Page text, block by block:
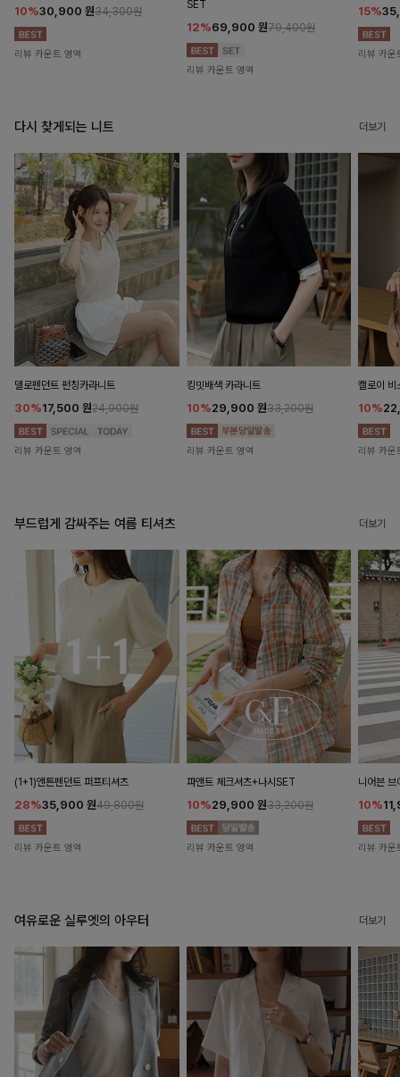
10%30,900 원34,300원
리뷰 카운트 영역
SET
12%69,900 원79,400원
리뷰 카운트 영역
15%
리뷰 카운
다시 찾게되는 니트 더보기
델로펜던트 펀칭카라니트
30%17,500 원24,900원
리뷰 카운트 영역
킹밋배색 카라니트
10%29,900 원33,200원
리뷰 카운트 영역
캘로이 비
10%
리뷰 카운
부드럽게 감싸주는 여름 티셔츠 더보기
(1+1)앤튼펜던트 퍼프티셔츠
28%35,900 원49,800원
리뷰 카운트 영역
파앤트 체크셔츠+나시SET
10%29,900 원33,200원
리뷰 카운트 영역
니어븐 브
10%
리뷰 카운
여유로운 실루엣의 아우터 더보기